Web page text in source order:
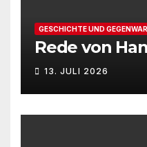
GESCHICHTE UND
Rede von
13. JULI 2026